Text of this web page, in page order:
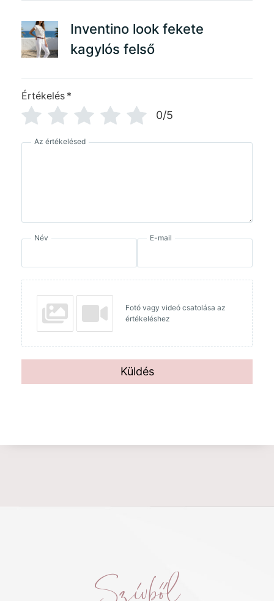
Inventino look fekete
kagylós felső
Értékelés *
0/5
Az értékelésed
Név E-mail
Fotó vagy videó csatolása az
értékeléshez
Küldés